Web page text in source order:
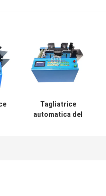
Tagliatrice
automatica del